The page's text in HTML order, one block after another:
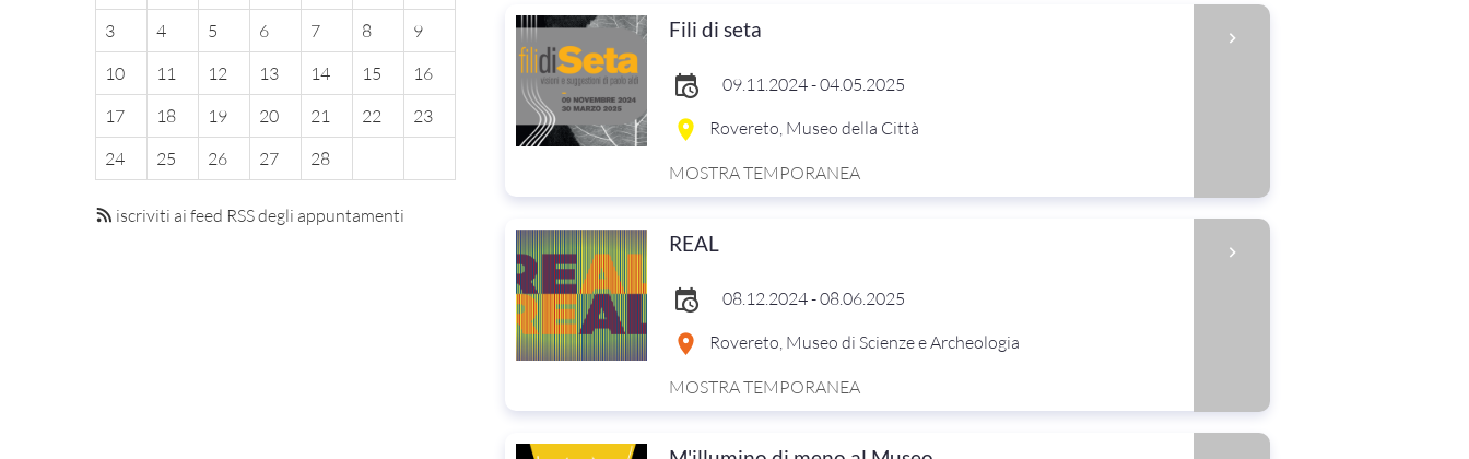
3
4 5 6 7 8
9
10
11 12 13 14 15
16
17
18 19 20 21 22
23
24
25 26 27 28
iscriviti ai feed RSS degli appuntamenti
Fili di seta
09.11.2024 - 04.05.2025
Rovereto, Museo della Città
MOSTRA TEMPORANEA
REAL
08.12.2024 - 08.06.2025
Rovereto, Museo di Scienze e Archeologia
MOSTRA TEMPORANEA